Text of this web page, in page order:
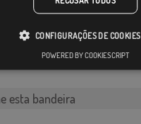
esta bandeira
CONFIGURAÇÕES DE COOKIES
POWERED BY COOKIESCRIPT